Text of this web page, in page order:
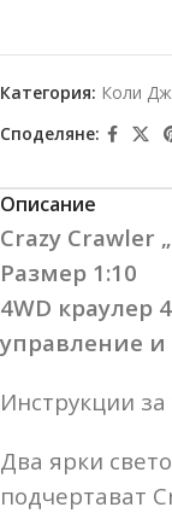
Категория: Коли
Споделяне:
Описание
Crazy Crawler
Размер 1:10
4WD краулер
управление и
Инструкции за
Два ярки
подчертават